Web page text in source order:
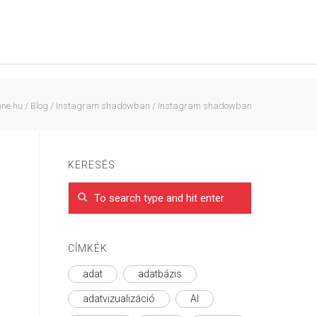
/ Blog / Instagram shadowban / Instagram shadowban
KERESÉS
CÍMKÉK
adat adatbázis
adatvizualizáció AI